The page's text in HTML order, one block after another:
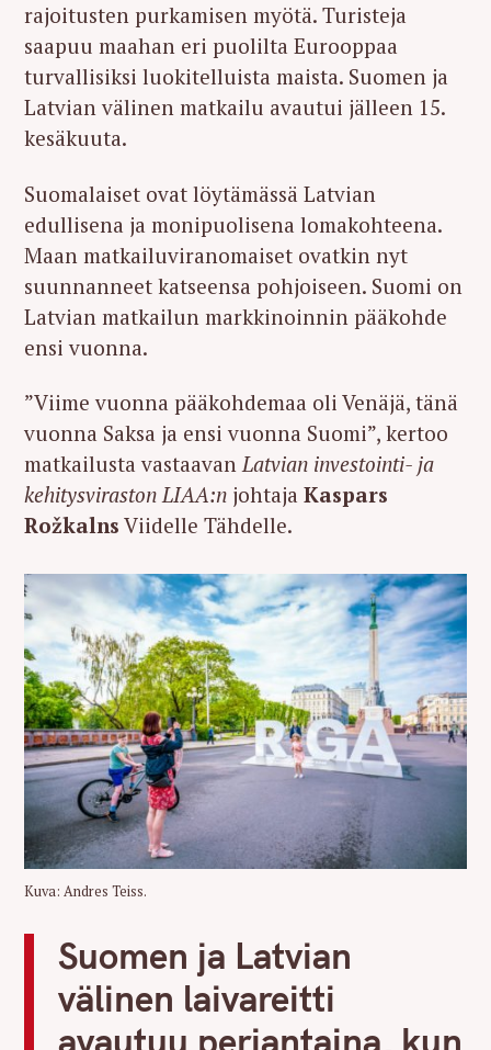
rajoitusten purkamisen myötä. Turisteja
saapuu maahan eri puolilta Eurooppaa
turvallisiksi luokitelluista maista. Suomen ja
Latvian välinen matkailu avautui jälleen 15.
kesäkuuta.
Suomalaiset ovat löytämässä Latvian
edullisena ja monipuolisena lomakohteena.
Maan matkailuviranomaiset ovatkin nyt
suunnanneet katseensa pohjoiseen. Suomi on
Latvian matkailun markkinoinnin pääkohde
ensi vuonna.
”Viime vuonna pääkohdemaa oli Venäjä, tänä
vuonna Saksa ja ensi vuonna Suomi”, kertoo
matkailusta vastaavanLatvian investointi- ja
kehitysviraston LIAA:n johtaja Kaspars
Rožkalns Viidelle Tähdelle.
Kuva: Andres Teiss.
Suomen ja Latvian
välinen laivareitti
avautuu perjantaina, kun